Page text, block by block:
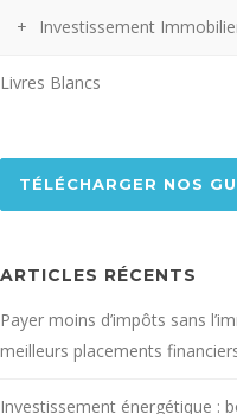
Investissement
Livres Blancs
TÉLÉCHARGER NOS
ARTICLES RÉCENTS
Payer moins d’impôts sans
meilleurs placements
Investissement énergétique :